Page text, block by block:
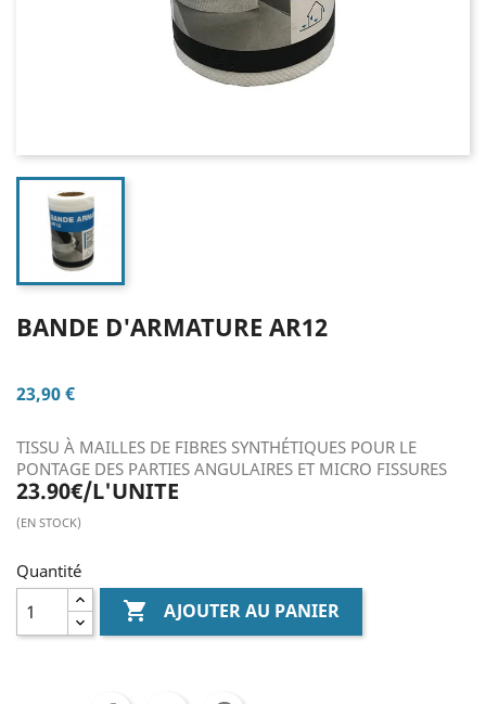
BANDE D'ARMATURE AR12
23,90 €
TISSU À MAILLES DE FIBRES SYNTHÉTIQUES POUR LE
PONTAGE DES PARTIES ANGULAIRES ET MICRO FISSURES
23.90€/L'UNITE
(EN STOCK)
Quantité
 AJOUTER AU PANIER